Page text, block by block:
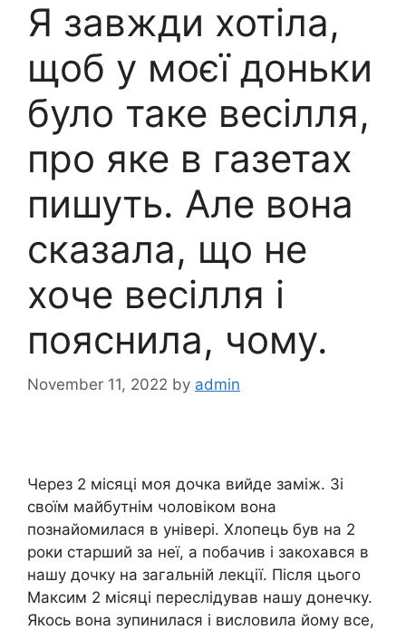
Я завжди хотіла,
щоб у моєї доньки
було таке весілля,
про яке в газетах
пишуть. Але вона
сказала, що не
хоче весілля і
пояснила, чому.
November 11, 2022 by admin
Через 2 місяці моя дочка вийде заміж. Зі
своїм майбутнім чоловіком вона
познайомилася в універі. Хлопець був на 2
роки старший за неї, а побачив і закохався в
нашу дочку на загальній лекції. Після цього
Максим 2 місяці переслідував нашу донечку.
Якось вона зупинилася і висловила йому все,